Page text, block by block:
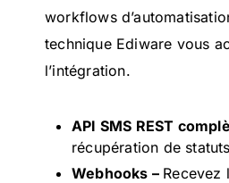
workflows
technique Ediware vous
l’intégration.
API SMS REST
récupération de statuts
Webhooks – Recevez